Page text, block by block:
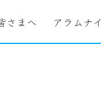
さまへ アラムナイ